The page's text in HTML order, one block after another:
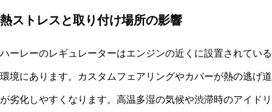
熱ストレスと取り付け場所の影響
ハーレーのレギュレーターはエンジンの近くに設置されてい
環境にあります。カスタムフェアリングやカバーが熱の逃げ
が劣化しやすくなります。高温多湿の気候や渋滞時のアイド